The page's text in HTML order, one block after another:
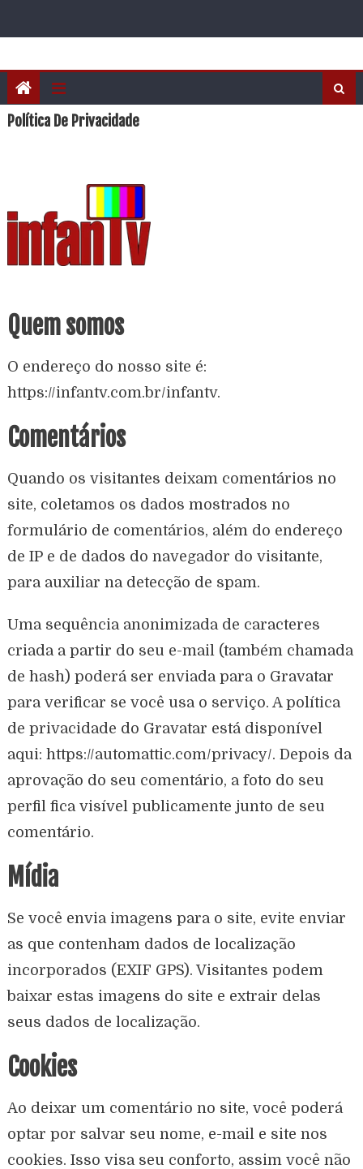
Política De Privacidade
Quem somos
O endereço do nosso site é:
https://infantv.com.br/infantv.
Comentários
Quando os visitantes deixam comentários no
site, coletamos os dados mostrados no
formulário de comentários, além do endereço
de IP e de dados do navegador do visitante,
para auxiliar na detecção de spam.
Uma sequência anonimizada de caracteres
criada a partir do seu e-mail (também chamada
de hash) poderá ser enviada para o Gravatar
para verificar se você usa o serviço. A política
de privacidade do Gravatar está disponível
aqui: https://automattic.com/privacy/. Depois da
aprovação do seu comentário, a foto do seu
perfil fica visível publicamente junto de seu
comentário.
Mídia
Se você envia imagens para o site, evite enviar
as que contenham dados de localização
incorporados (EXIF GPS). Visitantes podem
baixar estas imagens do site e extrair delas
seus dados de localização.
Cookies
Ao deixar um comentário no site, você poderá
optar por salvar seu nome, e-mail e site nos
cookies. Isso visa seu conforto, assim você não